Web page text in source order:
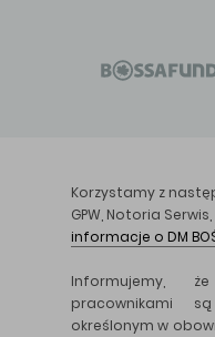
Korzystamy z
GPW, Notoria
informacje o DM
Informujemy,
pracownikami
określonym w